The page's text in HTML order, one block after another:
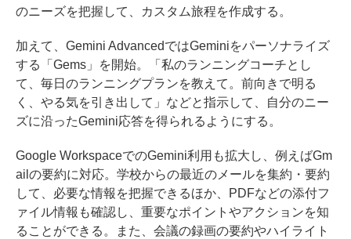
のニーズを把握して、カスタム旅程を作成する。
加えて、Gemini AdvancedではGeminiをパーソナライズ
する「Gems」を開始。「私のランニングコーチとし
て、毎日のランニングプランを教えて。前向きで明る
く、やる気を引き出して」などと指示して、自分のニー
ズに沿ったGemini応答を得られるようにする。
Google WorkspaceでのGemini利用も拡大し、例えばGm
ailの要約に対応。学校からの最近のメールを集約・要約
して、必要な情報を把握できるほか、PDFなどの添付フ
ァイル情報も確認し、重要なポイントやアクションを知
ることができる。また、会議の録画の要約やハイライト